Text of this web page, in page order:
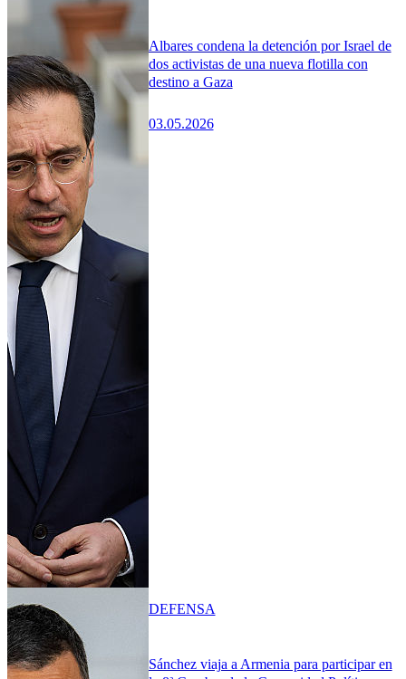
Albares condena la detención por Israel de
dos activistas de una nueva flotilla con
destino a Gaza
03.05.2026
Sánchez viaja a Armenia para participar en
DEFENSA